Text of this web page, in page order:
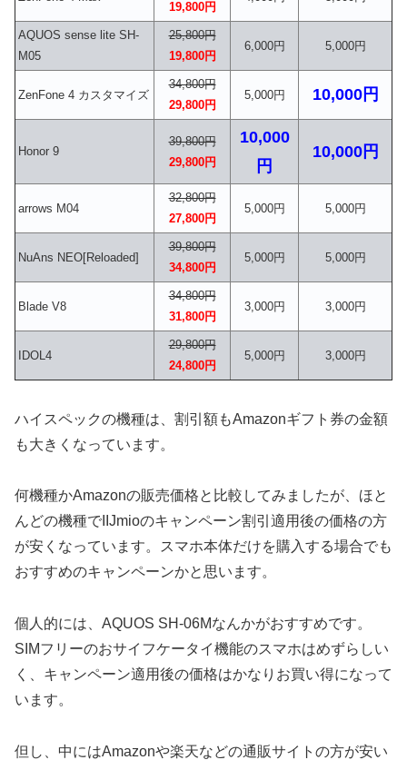
19,800円
AQUOS sense lite SH-
M05
25,800円
19,800円
6,000円 5,000円
ZenFone 4 カスタマイズ
34,800円
29,800円
5,000円 10,000円
Honor 9
39,800円
29,800円
10,000
円
10,000円
arrows M04
32,800円
27,800円
5,000円 5,000円
NuAns NEO[Reloaded]
39,800円
34,800円
5,000円 5,000円
Blade V8
34,800円
31,800円
3,000円 3,000円
IDOL4
29,800円
24,800円
5,000円 3,000円
ハイスペックの機種は、割引額もAmazonギフト券の金額
も大きくなっています。
何機種かAmazonの販売価格と比較してみましたが、ほと
んどの機種でIIJmioのキャンペーン割引適用後の価格の方
が安くなっています。スマホ本体だけを購入する場合でも
おすすめのキャンペーンかと思います。
個人的には、AQUOS SH-06Mなんかがおすすめです。
SIMフリーのおサイフケータイ機能のスマホはめずらしい
く、キャンペーン適用後の価格はかなりお買い得になって
います。
但し、中にはAmazonや楽天などの通販サイトの方が安い